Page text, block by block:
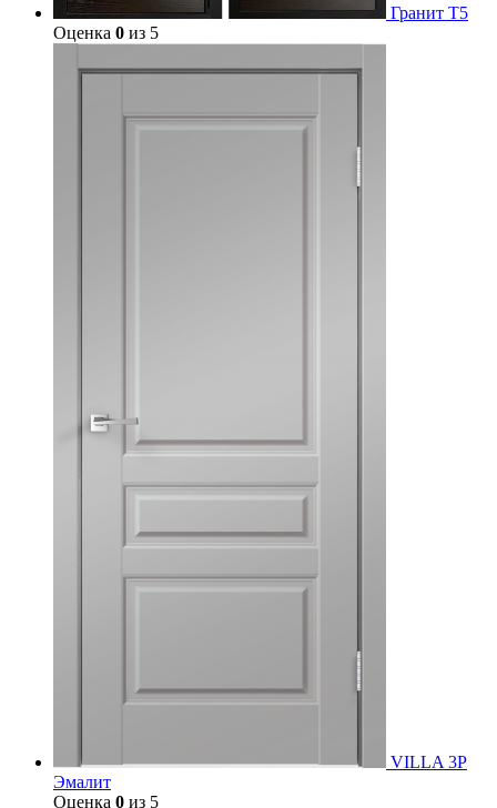
Гранит Т5
Оценка 0 из 5
VILLA 3P
Эмалит
Оценка 0 из 5